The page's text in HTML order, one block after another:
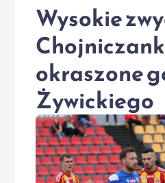
Wysokie
okraszone
Żywickiego